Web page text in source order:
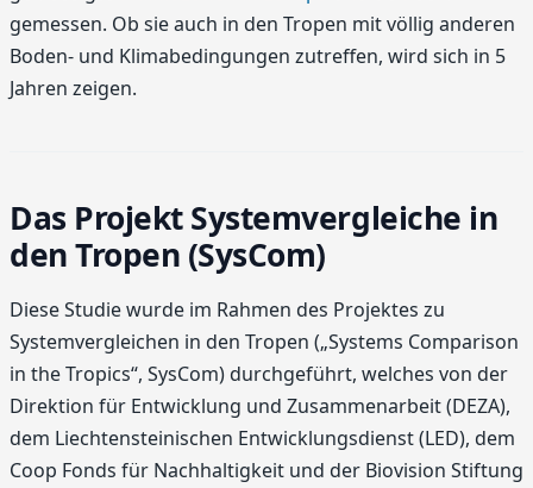
gemessen. Ob sie auch in den Tropen mit völlig anderen
Boden- und Klimabedingungen zutreffen, wird sich in 5
Jahren zeigen.
Das Projekt Systemvergleiche in
den Tropen (SysCom)
Diese Studie wurde im Rahmen des Projektes zu
Systemvergleichen in den Tropen („Systems Comparison
in the Tropics“, SysCom) durchgeführt, welches von der
Direktion für Entwicklung und Zusammenarbeit (DEZA),
dem Liechtensteinischen Entwicklungsdienst (LED), dem
Coop Fonds für Nachhaltigkeit und der Biovision Stiftung